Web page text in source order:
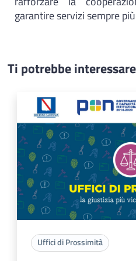
garantire servizi sempre
Ti potrebbe
Uffici di Prossimità